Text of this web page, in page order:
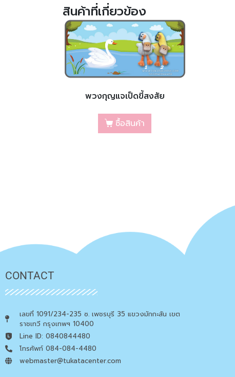
สินค้าที่เกี่ยวข้อง
พวงกุญแจเป็ดขี้สงสัย
ซื้อสินค้า
CONTACT
เลขที่ 1091/234-235 ซ. เพชรบุรี 35 แขวงมักกะสัน เขต
ราชเทวี กรุงเทพฯ 10400
Line ID: 0840844480
โทรศัพท์ 084-084-4480
webmaster@tukatacenter.com